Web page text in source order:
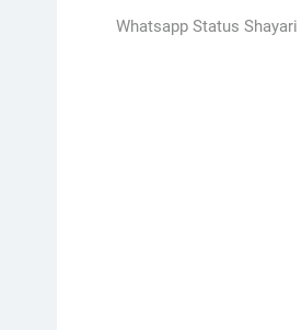
Whatsapp Status Shayari